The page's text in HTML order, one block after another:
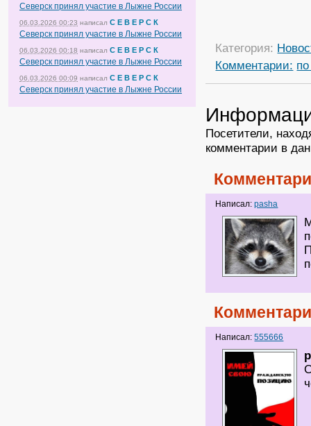
Северск принял участие в Лыжне России
06.03.2026 00:23 написал С Е В Е Р С К
Северск принял участие в Лыжне России
06.03.2026 00:18 написал С Е В Е Р С К
Северск принял участие в Лыжне России
06.03.2026 00:09 написал С Е В Е Р С К
Северск принял участие в Лыжне России
Категория:
Комментарии:
Посетители,
комментарии в
Написал:pasha
Написал:555666